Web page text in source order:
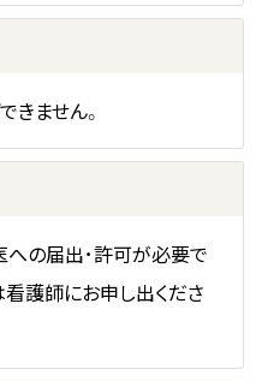
きません。
への届出･許可が必要で
護師にお申し出くださ